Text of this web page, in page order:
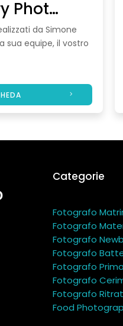
Simone Gerry Photography
da Simone
sua equipe, il vostro
Categorie
Fotografo
Fotografo
Fotografo
Fotografo
Fotografo
Fotografo
Fotografo
Food